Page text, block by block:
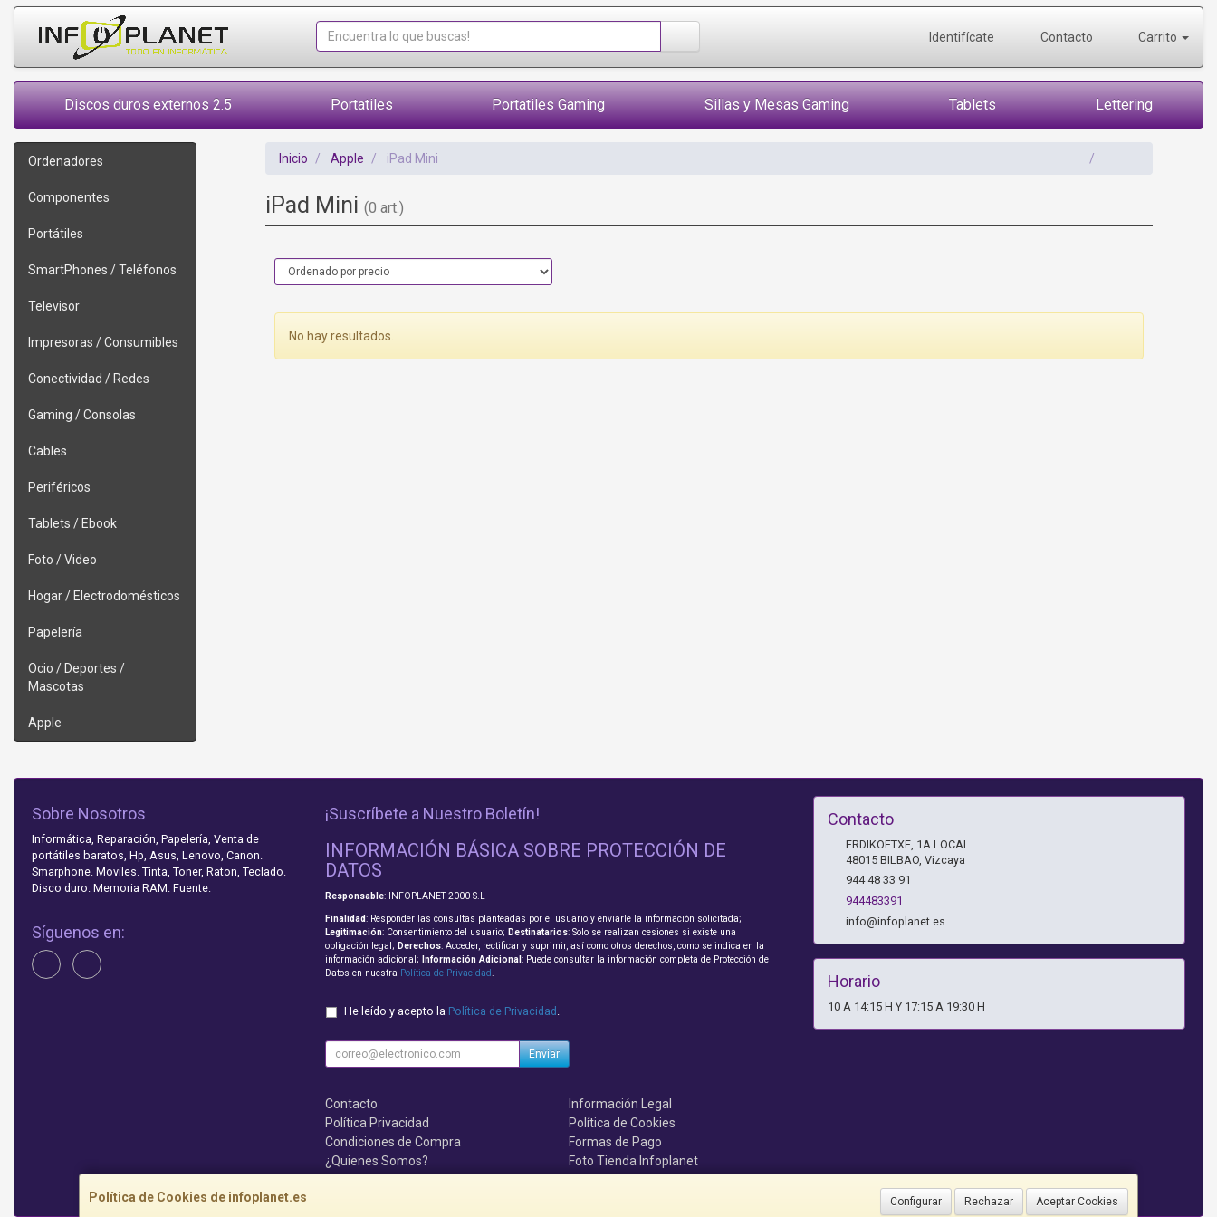
Identifícate Contacto Carrito
Discos duros externos 2.5 Portatiles Portatiles Gaming Sillas y Mesas Gaming Tablets Lettering
Ordenadores
Componentes
Portátiles
SmartPhones / Teléfonos
Televisor
Impresoras / Consumibles
Conectividad / Redes
Gaming / Consolas
Cables
Periféricos
Tablets / Ebook
Foto / Video
Hogar / Electrodomésticos
Papelería
Ocio / Deportes /
Mascotas
Apple
Inicio Apple iPad Mini
iPad Mini (0 art.)
No hay resultados.
Política de Cookies de infoplanet.es Configurar Rechazar Aceptar Cookies
Sobre Nosotros
Informática, Reparación, Papelería, Venta de
portátiles baratos, Hp, Asus, Lenovo, Canon.
Smarphone. Moviles. Tinta, Toner, Raton, Teclado.
Disco duro. Memoria RAM. Fuente.
Síguenos en:
¡Suscríbete a Nuestro Boletín!
INFORMACIÓN BÁSICA SOBRE PROTECCIÓN DE
DATOS
Responsable: INFOPLANET 2000 S.L
Finalidad: Responder las consultas planteadas por el usuario y enviarle la información solicitada;
Legitimación: Consentimiento del usuario; Destinatarios: Solo se realizan cesiones si existe una
obligación legal; Derechos: Acceder, rectificar y suprimir, así como otros derechos, como se indica en la
información adicional;
Información Adicional : Puede consultar la información completa de Protección de
Datos en nuestra Política de Privacidad
He leído y acepto la Política de Privacidad .
Enviar
Contacto
Información Legal
Política Privacidad
Política de Cookies
Condiciones de Compra
Formas de Pago
¿Quienes Somos?
Foto Tienda Infoplanet
Contacto
ERDIKOETXE, 1A LOCAL
48015 BILBAO, Vizcaya
944 48 33 91
944483391
info@infoplanet.es
Horario
10 A 14:15 H Y 17:15 A 19:30 H